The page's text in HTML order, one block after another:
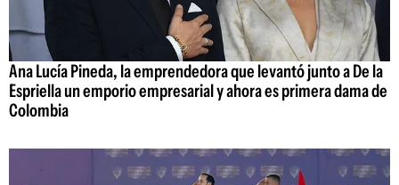
Ana Lucía Pineda, la emprendedora que levantó junto a De la
Espriella un emporio empresarial y ahora es primera dama de
Colombia